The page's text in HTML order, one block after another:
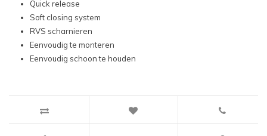
Quick release
Soft closing system
RVS scharnieren
Eenvoudig te monteren
Eenvoudig schoon te houden